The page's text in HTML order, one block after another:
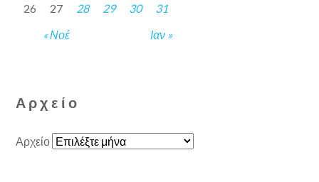
« Νοέ Ιαν »
26
27 28 29 30 31
Αρχείο
Αρχείο